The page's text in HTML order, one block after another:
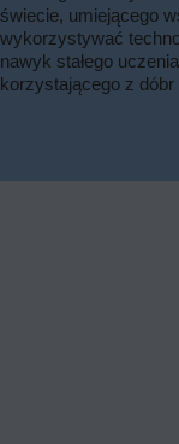
świecie, umiejącego
wykorzystywać
nawyk stałego
korzystającego z dóbr